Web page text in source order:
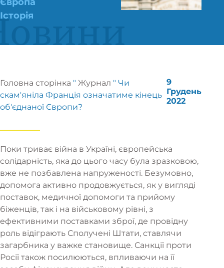
Історія
Головна сторінка " Журнал " Чи
скам'яніла Франція означатиме кінець
об'єднаної Європи?
9
Грудень
2022
Поки триває війна в Україні, європейська
солідарність, яка до цього часу була зразковою,
вже не позбавлена напруженості. Безумовно,
допомога активно продовжується, як у вигляді
поставок, медичної допомоги та прийому
біженців, так і на військовому рівні, з
ефективними поставками зброї, де провідну
роль відіграють Сполучені Штати, ставлячи
загарбника у важке становище. Санкції проти
Росії також посилюються, впливаючи на її